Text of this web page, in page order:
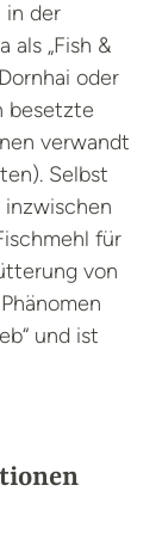
in der
als „Fish &
oder
besetzte
verwandt
Selbst
inzwischen
für
von
und ist